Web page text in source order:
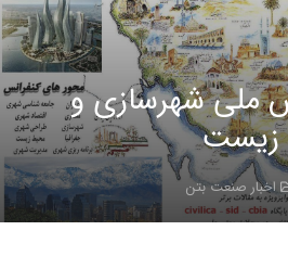
ملی شهرسازی و
زیست
اخبار صنعت بتن